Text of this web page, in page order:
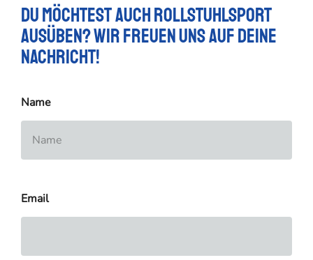
Du möchtest auch Rollstuhlsport
ausüben? Wir freuen uns auf deine
Nachricht!
Name
Email